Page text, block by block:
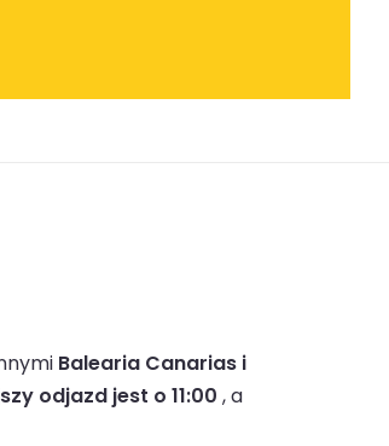
Balearia Canarias i
odjazd jest o 11:00 , a